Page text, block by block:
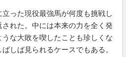
った現役最強馬が何度も挑戦し
れた。中には本来の力を全く発
な大敗を喫したことも珍しくな
しば見られるケースでもある。